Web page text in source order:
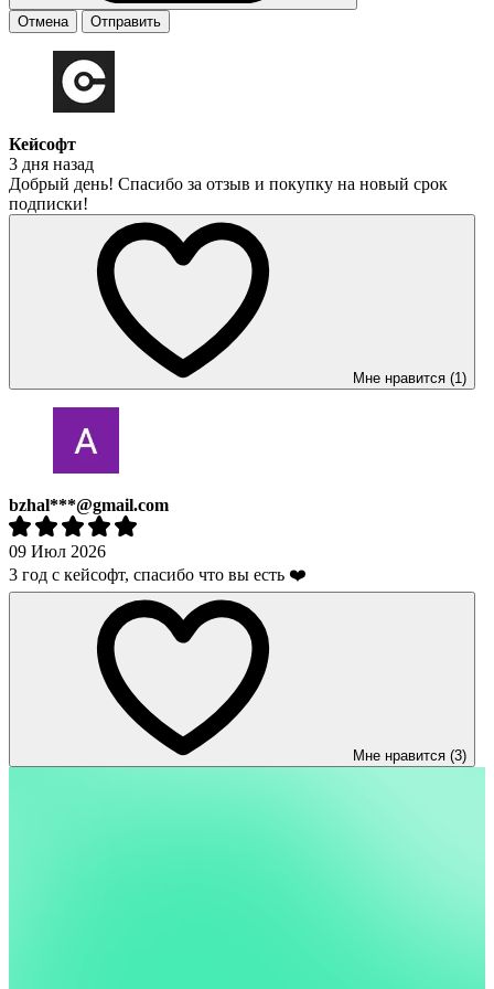
Отмена Отправить
Кейсофт
3 дня назад
Добрый день! Спасибо за отзыв и покупку на новый срок
подписки!
Мне нравится (1)
bzhal***@gmail.com
09 Июл 2026
3 год с кейсофт, спасибо что вы есть ❤️
Мне нравится (3)